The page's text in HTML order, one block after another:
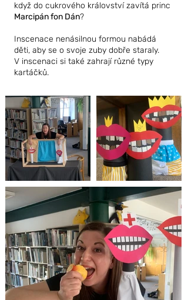
když do cukrového království zavítá princ
Marcipán fon Dán?
Inscenace nenásilnou formou nabádá
děti, aby se o svoje zuby dobře staraly.
V inscenaci si také zahrají různé typy
kartáčků.